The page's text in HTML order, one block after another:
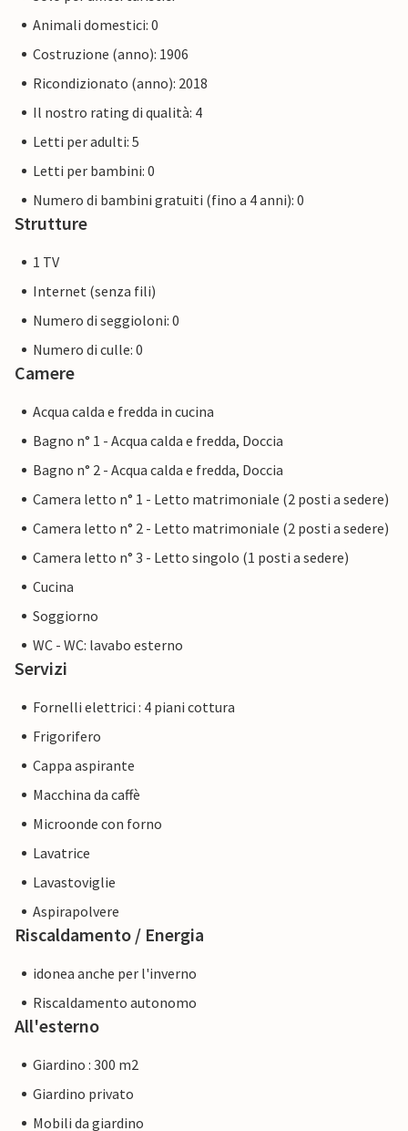
Animali domestici: 0
Costruzione (anno): 1906
Ricondizionato (anno): 2018
Il nostro rating di qualità: 4
Letti per adulti: 5
Letti per bambini: 0
Numero di bambini gratuiti (fino a 4 anni): 0
Strutture
1 TV
Internet (senza fili)
Numero di seggioloni: 0
Numero di culle: 0
Camere
Acqua calda e fredda in cucina
Bagno n° 1 - Acqua calda e fredda, Doccia
Bagno n° 2 - Acqua calda e fredda, Doccia
Camera letto n° 1 - Letto matrimoniale (2 posti a sedere)
Camera letto n° 2 - Letto matrimoniale (2 posti a sedere)
Camera letto n° 3 - Letto singolo (1 posti a sedere)
Cucina
Soggiorno
WC - WC: lavabo esterno
Servizi
Fornelli elettrici : 4 piani cottura
Frigorifero
Cappa aspirante
Macchina da caffè
Microonde con forno
Lavatrice
Lavastoviglie
Aspirapolvere
Riscaldamento / Energia
idonea anche per l'inverno
Riscaldamento autonomo
All'esterno
Giardino : 300 m2
Giardino privato
Mobili da giardino